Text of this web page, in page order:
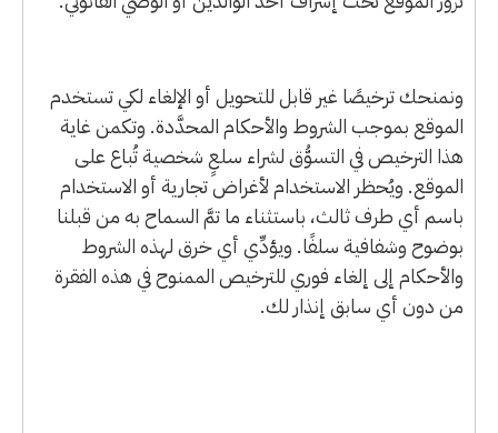
ونمنحك ترخيصًا غير قابل للتحويل أو الإلغاء لكي تستخدم
الموقع بموجب الشروط والأحكام المحدَّدة. وتكمن غاية
هذا الترخيص في التسوُّق لشراء سلعٍ شخصية تُباع على
الموقع. ويُحظر الاستخدام لأغراض تجارية أو الاستخدام
باسم أي طرف ثالث، باستثناء ما تمَّ السماح به من قبلنا
بوضوح وشفافية سلفًا. ويؤدِّي أي خرق لهذه الشروط
والأحكام إلى إلغاء فوري للترخيص الممنوح في هذه الفقرة
من دون أي سابق إنذار لك.